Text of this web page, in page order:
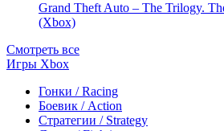
Grand Theft Auto – The Trilogy.
(Xbox)
Смотреть все
Игры Xbox
Гонки / Racing
Боевик / Action
Стратегии / Strategy